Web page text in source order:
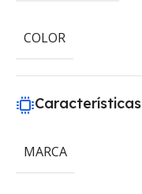
COLOR
Características
MARCA